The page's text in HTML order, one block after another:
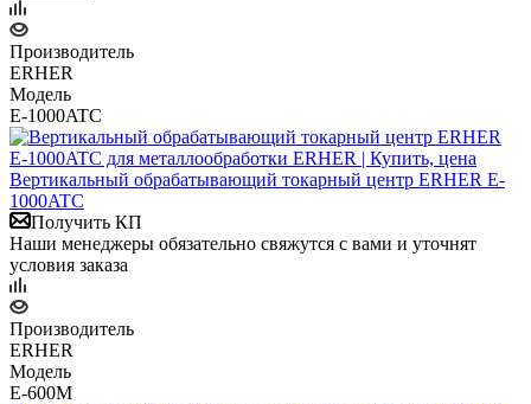
Производитель
ERHER
Модель
E-1000ATC
Вертикальный обрабатывающий токарный центр ERHER E-
1000ATC
Получить КП
Наши менеджеры обязательно свяжутся с вами и уточнят
условия заказа
Производитель
ERHER
Модель
E-600M